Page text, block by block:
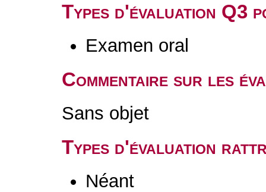
Types d'évaluation Q3
Examen oral
Commentaire sur les
Sans objet
Types d'évaluation
Néant